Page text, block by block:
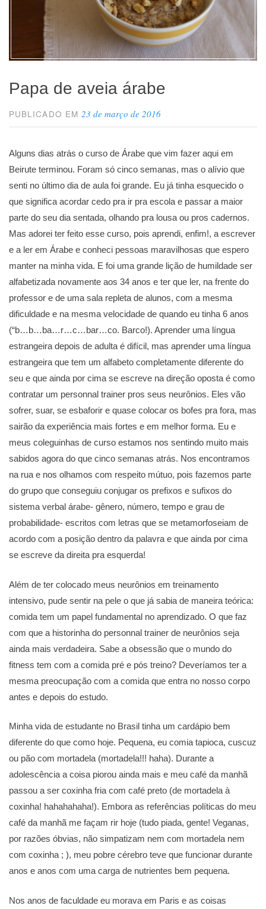
Papa de aveia árabe
PUBLICADO EM23 de março de 2016
Alguns dias atrás o curso de Árabe que vim fazer aqui em
Beirute terminou. Foram só cinco semanas, mas o alívio que
senti no último dia de aula foi grande. Eu já tinha esquecido o
que significa acordar cedo pra ir pra escola e passar a maior
parte do seu dia sentada, olhando pra lousa ou pros cadernos.
Mas adorei ter feito esse curso, pois aprendi, enfim!, a escrever
e a ler em Árabe e conheci pessoas maravilhosas que espero
manter na minha vida. E foi uma grande lição de humildade ser
alfabetizada novamente aos 34 anos e ter que ler, na frente do
professor e de uma sala repleta de alunos, com a mesma
dificuldade e na mesma velocidade de quando eu tinha 6 anos
(“b…b…ba…r…c…bar…co. Barco!). Aprender uma língua
estrangeira depois de adulta é difícil, mas aprender uma língua
estrangeira que tem um alfabeto completamente diferente do
seu e que ainda por cima se escreve na direção oposta é como
contratar um personnal trainer pros seus neurônios. Eles vão
sofrer, suar, se esbaforir e quase colocar os bofes pra fora, mas
sairão da experiência mais fortes e em melhor forma. Eu e
meus coleguinhas de curso estamos nos sentindo muito mais
sabidos agora do que cinco semanas atrás. Nos encontramos
na rua e nos olhamos com respeito mútuo, pois fazemos parte
do grupo que conseguiu conjugar os prefixos e sufixos do
sistema verbal árabe- gênero, número, tempo e grau de
probabilidade- escritos com letras que se metamorfoseiam de
acordo com a posição dentro da palavra e que ainda por cima
se escreve da direita pra esquerda!
Além de ter colocado meus neurônios em treinamento
intensivo, pude sentir na pele o que já sabia de maneira teórica:
comida tem um papel fundamental no aprendizado. O que faz
com que a historinha do personnal trainer de neurônios seja
ainda mais verdadeira. Sabe a obsessão que o mundo do
fitness tem com a comida pré e pós treino? Deveríamos ter a
mesma preocupação com a comida que entra no nosso corpo
antes e depois do estudo.
Minha vida de estudante no Brasil tinha um cardápio bem
diferente do que como hoje. Pequena, eu comia tapioca, cuscuz
ou pão com mortadela (mortadela!!! haha). Durante a
adolescência a coisa piorou ainda mais e meu café da manhã
passou a ser coxinha fria com café preto (de mortadela à
coxinha! hahahahaha!). Embora as referências políticas do meu
café da manhã me façam rir hoje (tudo piada, gente! Veganas,
por razões óbvias, não simpatizam nem com mortadela nem
com coxinha ; ), meu pobre cérebro teve que funcionar durante
anos e anos com uma carga de nutrientes bem pequena.
Nos anos de faculdade eu morava em Paris e as coisas